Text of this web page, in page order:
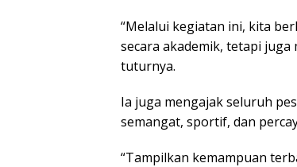
“Melalui kegiatan ini, kita
secara akademik, tetapi juga
tuturnya.
Ia juga mengajak seluruh
semangat, sportif, dan
“Tampilkan kemampuan